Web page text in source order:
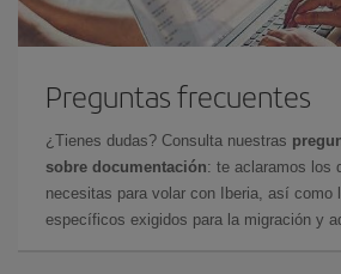
Preguntas frecuentes
¿Tienes dudas? Consulta nuestras
sobre documentación: te aclaramos los
necesitas para volar con Iberia, así como
específicos exigidos para la migración y